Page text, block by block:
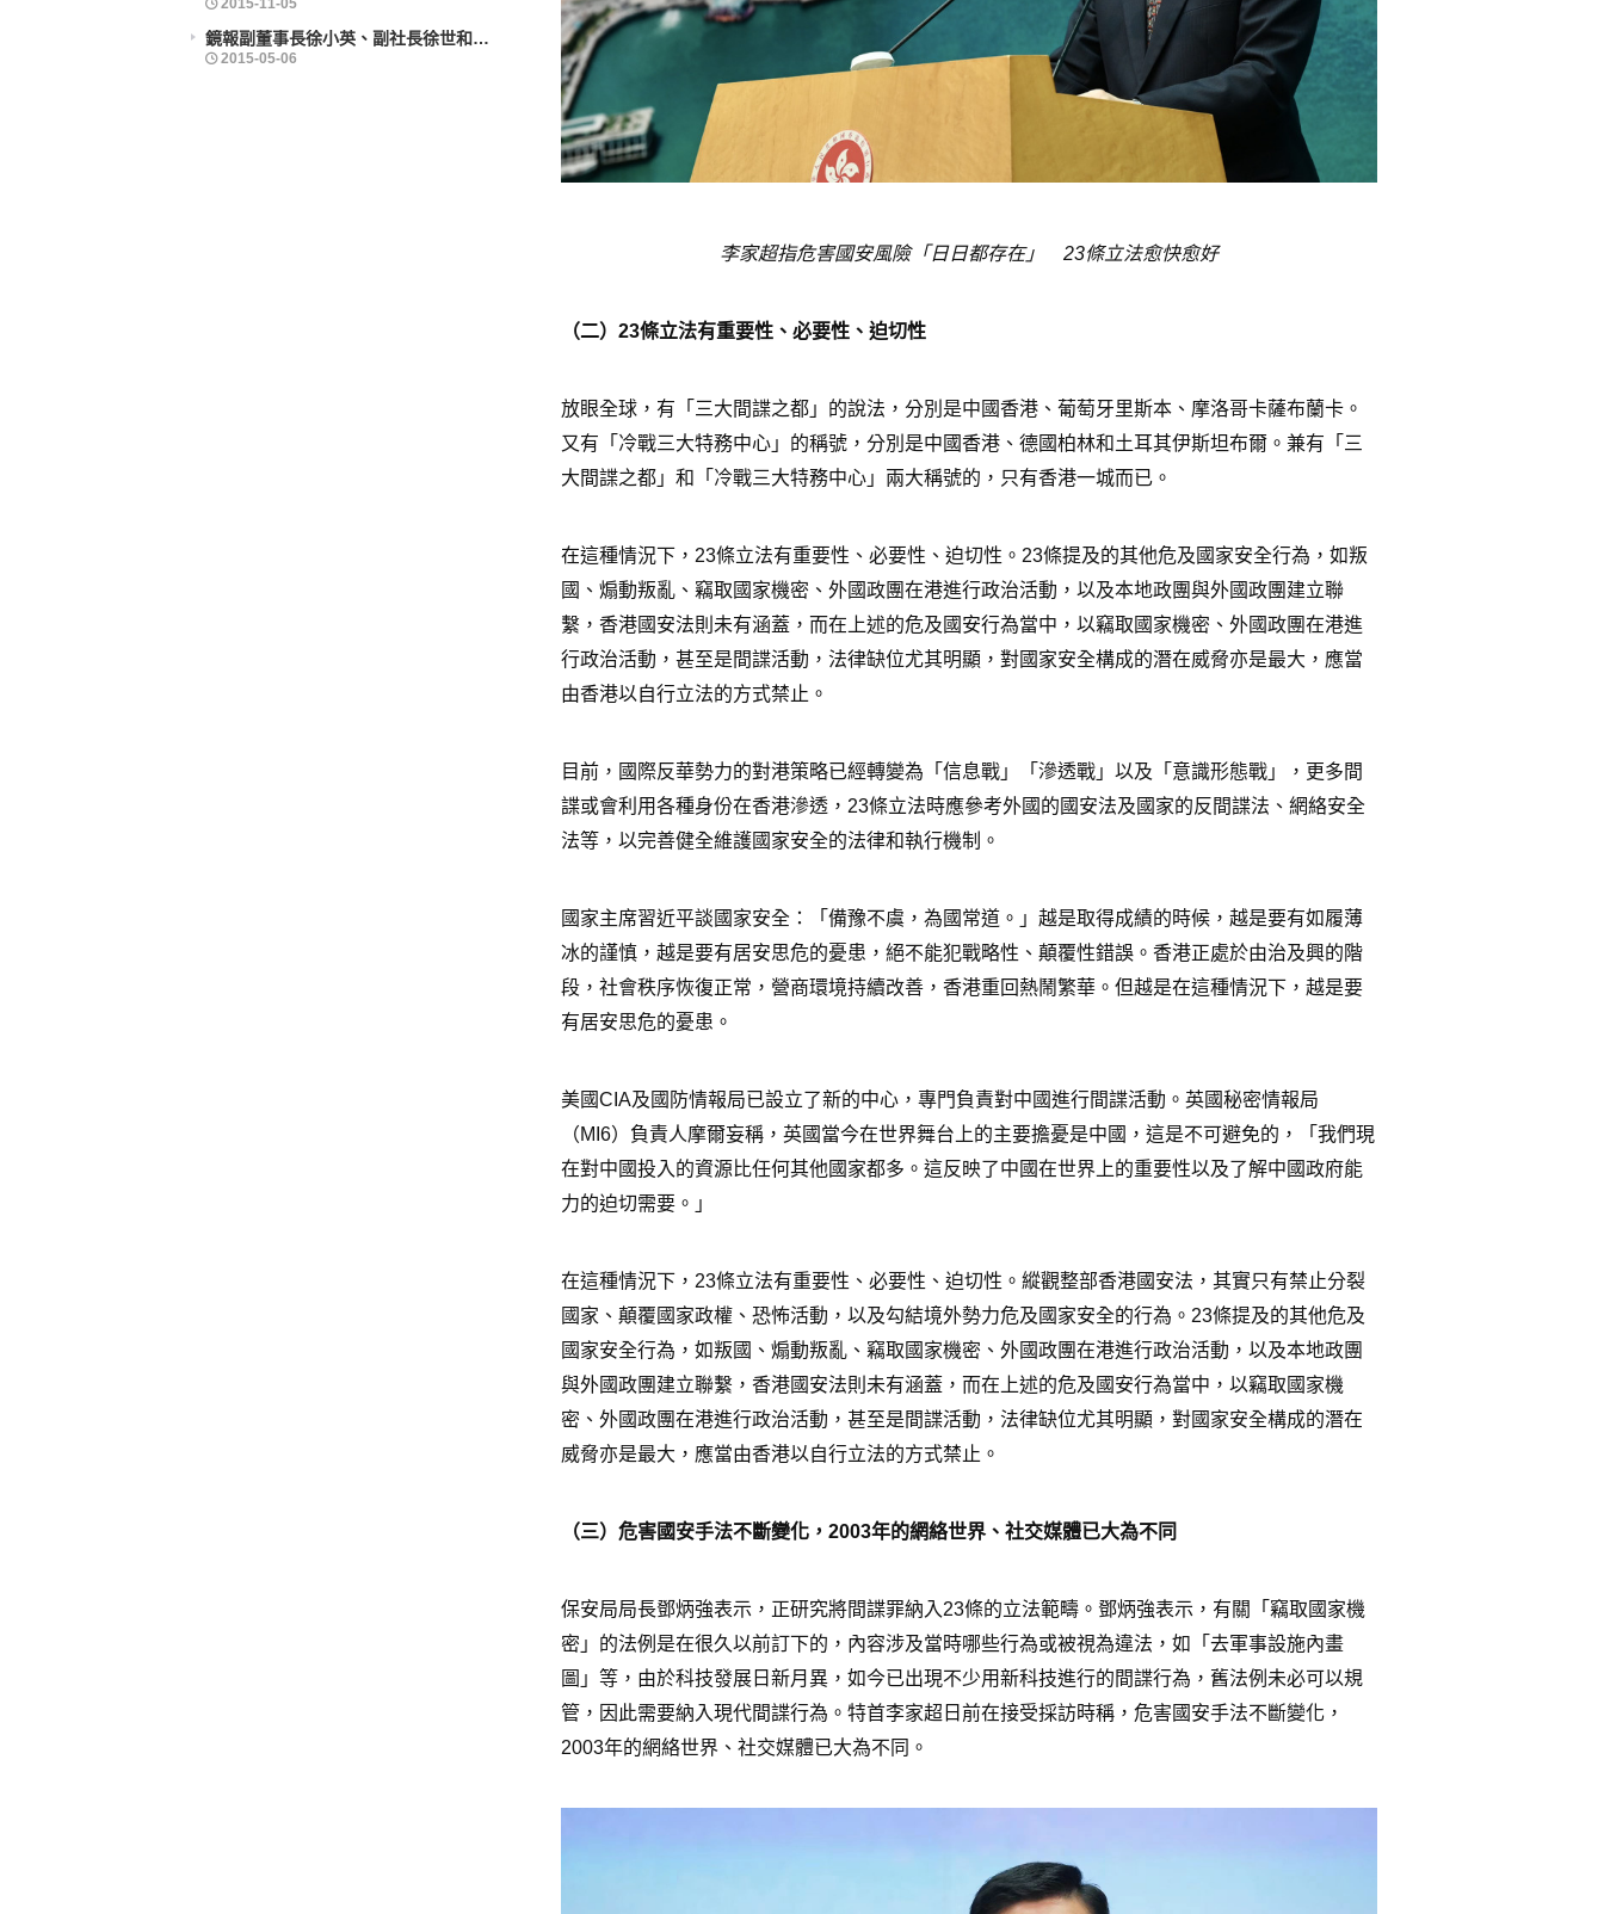
鏡報副董事長徐小英、副社長徐世和博士出席義工活動
李家超指危害國安風險「日日都存在」 23條立法愈快愈好
（二）23條立法有重要性、必要性、迫切性
放眼全球，有「三大間諜之都」的說法，分別是中國香港、葡萄牙里斯本、摩洛哥卡薩布蘭卡。
又有「冷戰三大特務中心」的稱號，分別是中國香港、德國柏林和土耳其伊斯坦布爾。兼有「三
大間諜之都」和「冷戰三大特務中心」兩大稱號的，只有香港一城而已。
在這種情況下，23條立法有重要性、必要性、迫切性。23條提及的其他危及國家安全行為，如叛
國、煽動叛亂、竊取國家機密、外國政團在港進行政治活動，以及本地政團與外國政團建立聯
繫，香港國安法則未有涵蓋，而在上述的危及國安行為當中，以竊取國家機密、外國政團在港進
行政治活動，甚至是間諜活動，法律缺位尤其明顯，對國家安全構成的潛在威脅亦是最大，應當
由香港以自行立法的方式禁止。
目前，國際反華勢力的對港策略已經轉變為「信息戰」「滲透戰」以及「意識形態戰」，更多間
諜或會利用各種身份在香港滲透，23條立法時應參考外國的國安法及國家的反間諜法、網絡安全
法等，以完善健全維護國家安全的法律和執行機制。
國家主席習近平談國家安全：「備豫不虞，為國常道。」越是取得成績的時候，越是要有如履薄
冰的謹慎，越是要有居安思危的憂患，絕不能犯戰略性、顛覆性錯誤。香港正處於由治及興的階
段，社會秩序恢復正常，營商環境持續改善，香港重回熱鬧繁華。但越是在這種情況下，越是要
有居安思危的憂患。
美國CIA及國防情報局已設立了新的中心，專門負責對中國進行間諜活動。英國秘密情報局
（MI6）負責人摩爾妄稱，英國當今在世界舞台上的主要擔憂是中國，這是不可避免的，「我們現
在對中國投入的資源比任何其他國家都多。這反映了中國在世界上的重要性以及了解中國政府能
力的迫切需要。」
在這種情況下，23條立法有重要性、必要性、迫切性。縱觀整部香港國安法，其實只有禁止分裂
國家、顛覆國家政權、恐怖活動，以及勾結境外勢力危及國家安全的行為。23條提及的其他危及
國家安全行為，如叛國、煽動叛亂、竊取國家機密、外國政團在港進行政治活動，以及本地政團
與外國政團建立聯繫，香港國安法則未有涵蓋，而在上述的危及國安行為當中，以竊取國家機
密、外國政團在港進行政治活動，甚至是間諜活動，法律缺位尤其明顯，對國家安全構成的潛在
威脅亦是最大，應當由香港以自行立法的方式禁止。
（三）危害國安手法不斷變化，2003年的網絡世界、社交媒體已大為不同
保安局局長鄧炳強表示，正研究將間諜罪納入23條的立法範疇。鄧炳強表示，有關「竊取國家機
密」的法例是在很久以前訂下的，內容涉及當時哪些行為或被視為違法，如「去軍事設施內畫
圖」等，由於科技發展日新月異，如今已出現不少用新科技進行的間諜行為，舊法例未必可以規
管，因此需要納入現代間諜行為。特首李家超日前在接受採訪時稱，危害國安手法不斷變化，
2003年的網絡世界、社交媒體已大為不同。